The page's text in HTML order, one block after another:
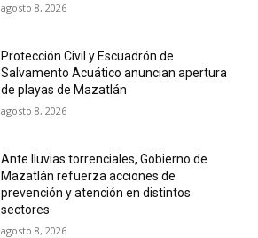
agosto 8, 2026
Protección Civil y Escuadrón de
Salvamento Acuático anuncian apertura
de playas de Mazatlán
agosto 8, 2026
Ante lluvias torrenciales, Gobierno de
Mazatlán refuerza acciones de
prevención y atención en distintos
sectores
agosto 8, 2026